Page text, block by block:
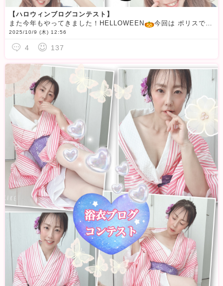
【ハロウィンブログコンテスト】
また今年もやってきました！HELLOWEEN
今回は ポリスで悪者をやっつけるキーーーック！！パーーーンチ！！昔は本気でポリスになりたかった私今となっては正義感というか お節介おばさんです
2025/10/9 (木) 12:56
4 137